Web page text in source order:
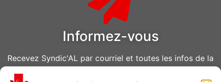
Informez-vous
Recevez Syndic'AL par courriel et toutes les infos de la